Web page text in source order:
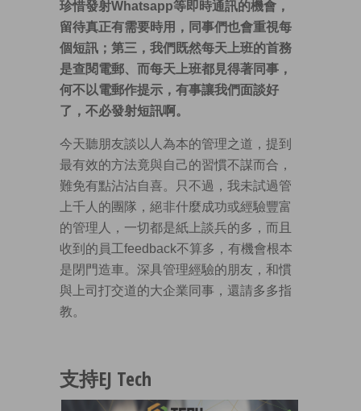
珍惜發射Whatsapp等即時通訊的機會，
留待真正有需要時用，同事們也會重視每
個短訊；第三，我們既然每天上班的首務
是查閱電郵、而每天上班都見得著同事，
何不以電郵作提示，有事讓我們面談好
了，不必發射短訊啊。
今天聽朋友談以人為本的管理之道，提到
最有效的方法竟與自己的習慣不謀而合，
難免有點沾沾自喜。只不過，我未試過管
上千人的團隊，絕非什麼成功或經驗豐富
的管理人，一切都是紙上談兵的多，而且
收到的員工feedback不算多，有機會根本
是閉門造車。深具管理經驗的朋友，和慣
與上司打交道的大企業同事，還請多多指
教。
支持EJ Tech